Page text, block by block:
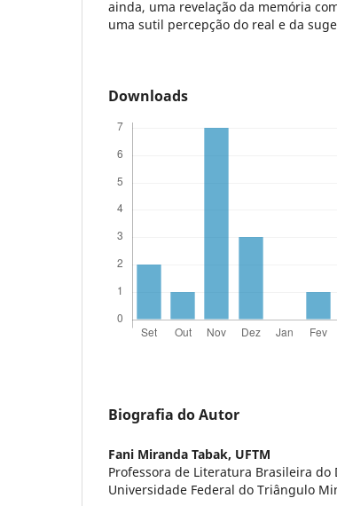
ainda, uma revelação da memória
uma sutil percepção do real e da
Downloads
Biografia do Autor
Fani Miranda Tabak, UFTM
Professora de Literatura Brasileira do
Universidade Federal do Triângulo